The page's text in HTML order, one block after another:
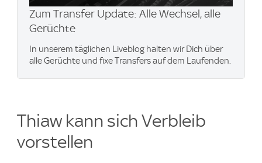
Zum Transfer Update: Alle Wechsel, alle
Gerüchte
In unserem täglichen Liveblog halten wir Dich über
alle Gerüchte und fixe Transfers auf dem Laufenden.
Thiaw kann sich Verbleib
vorstellen